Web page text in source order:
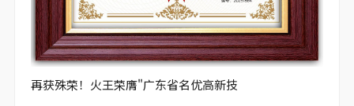
再获殊荣！火王荣膺"广东省名优高新技